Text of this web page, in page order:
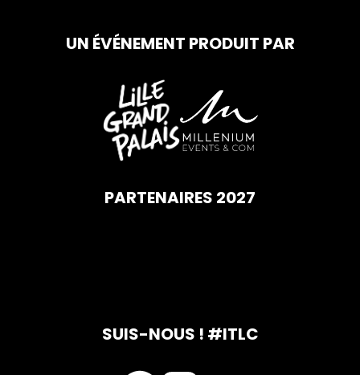
UN ÉVÉNEMENT PRODUIT PAR
PARTENAIRES 2027
SUIS-NOUS ! #ITLC